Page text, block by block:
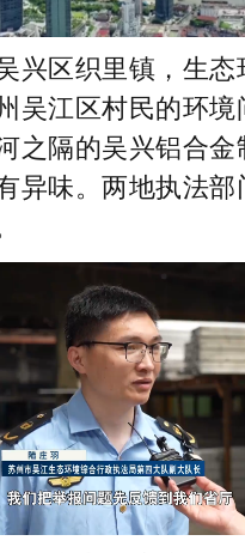
兴区织里镇，生态
吴江区村民的环境
之隔的吴兴铝合金
异味。两地执法部